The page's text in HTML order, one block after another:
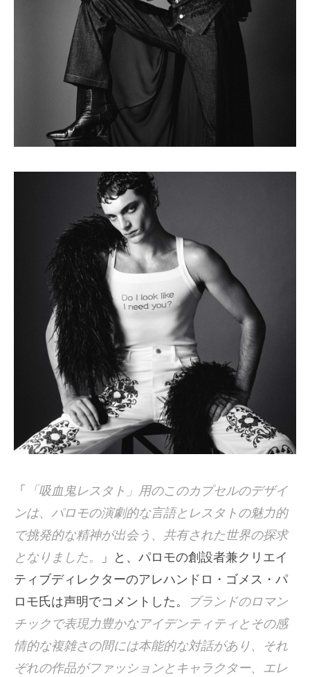
「 「吸血鬼レスタト」用のこのカプセルのデザイ
ンは、パロモの演劇的な言語とレスタトの魅力的
で挑発的な精神が出会う、共有された世界の探求
となりました。
」と、パロモの創設者兼クリエイ
ティブディレクターのアレハンドロ・ゴメス・パ
ロモ氏は声明でコメントした。
ブランドのロマン
チックで表現力豊かなアイデンティティとその感
情的な複雑さの間には本能的な対話があり、それ
ぞれの作品がファッションとキャラクター、エレ